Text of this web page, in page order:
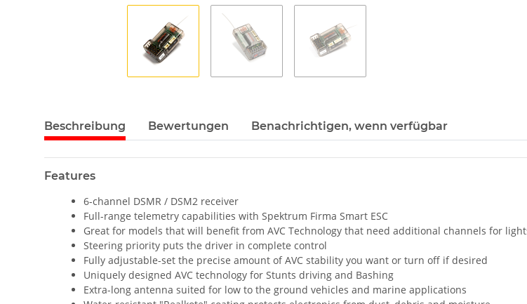
Beschreibung Bewertungen Benachrichtigen, wenn verfügbar
Features
6-channel DSMR / DSM2 receiver
Full-range telemetry capabilities with Spektrum Firma Smart ESC
Great for models that will benefit from AVC Technology that need additional channels for
Steering priority puts the driver in complete control
Fully adjustable-set the precise amount of AVC stability you want or turn off if desired
Uniquely designed AVC technology for Stunts driving and Bashing
Extra-long antenna suited for low to the ground vehicles and marine applications